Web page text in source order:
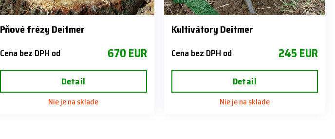
Pňové frézy Deitmer
Cena bez DPH od 670 EUR
Detail
Nie je na sklade
Kultivátory Deitmer
Cena bez DPH od 245 EUR
Detail
Nie je na sklade